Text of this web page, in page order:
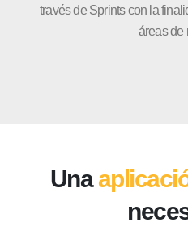
través de Sprints con la
áreas de
Una